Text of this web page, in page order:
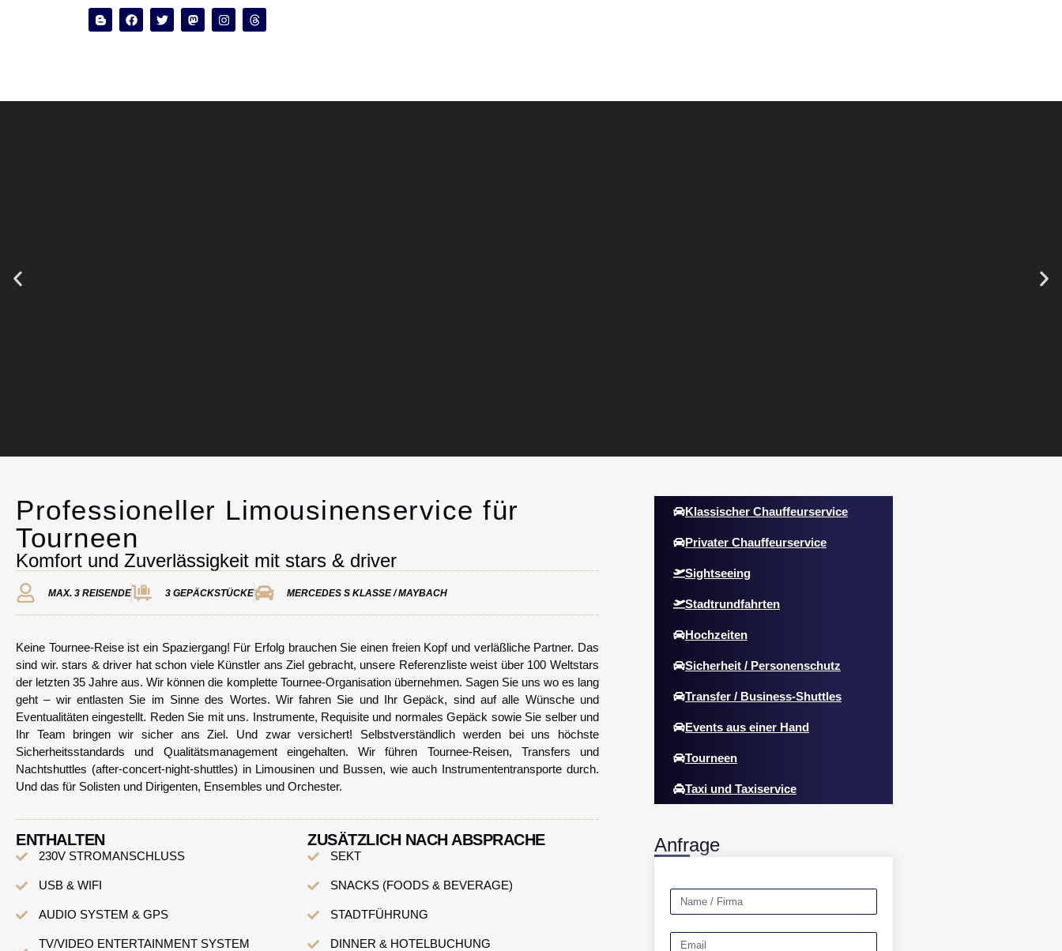
Chauffeurservice
Kontakt
Professioneller Limousinenservice für
Tourneen
Komfort und Zuverlässigkeit mit stars & driver
MAX. 3 REISENDE 3 GEPÄCKSTÜCKE MERCEDES S KLASSE / MAYBACH
Keine Tournee-Reise ist ein Spaziergang! Für Erfolg brauchen Sie einen freien Kopf und verläßliche Partner. Das
sind wir. stars & driver hat schon viele Künstler ans Ziel gebracht, unsere Referenzliste weist über 100 Weltstars
der letzten 35 Jahre aus. Wir können die komplette Tournee-Organisation übernehmen. Sagen Sie uns wo es lang
geht – wir entlasten Sie im Sinne des Wortes. Wir fahren Sie und Ihr Gepäck, sind auf alle Wünsche und
Eventualitäten eingestellt. Reden Sie mit uns. Instrumente, Requisite und normales Gepäck sowie Sie selber und
Ihr Team bringen wir sicher ans Ziel. Und zwar versichert! Selbstverständlich werden bei uns höchste
Sicherheitsstandards und Qualitätsmanagement eingehalten. Wir führen Tournee-Reisen, Transfers und
Nachtshuttles (after-concert-night-shuttles) in Limousinen und Bussen, wie auch Instrumententransporte durch.
Und das für Solisten und Dirigenten, Ensembles und Orchester.
ENTHALTEN
230V STROMANSCHLUSS
USB & WIFI
AUDIO SYSTEM & GPS
TV/VIDEO ENTERTAINMENT SYSTEM
ZUSÄTZLICH NACH ABSPRACHE
SEKT
SNACKS (FOODS & BEVERAGE)
STADTFÜHRUNG
DINNER & HOTELBUCHUNG
Klassischer Chauffeurservice
Privater Chauffeurservice
Sightseeing
Stadtrundfahrten
Hochzeiten
Sicherheit / Personenschutz
Transfer / Business-Shuttles
Events aus einer Hand
Tourneen
Taxi und Taxiservice
Anfrage